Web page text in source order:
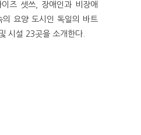
즈 셋쓰, 장애인과 비장애
요양 도시인 독일의 바트
시설 23곳을 소개한다.